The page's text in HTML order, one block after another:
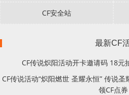
CF安全站
最新CF
CF传说炽阳活动开卡邀请码 18元
CF传说活动“炽阳燃世 圣耀永恒” 传说
领CF点券